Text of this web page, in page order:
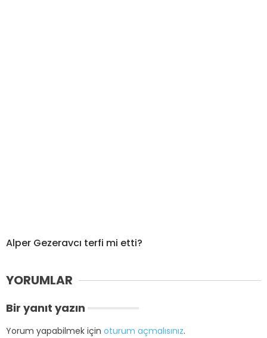
Alper Gezeravcı terfi mi etti?
YORUMLAR
Bir yanıt yazın
Yorum yapabilmek için oturum açmalısınız.